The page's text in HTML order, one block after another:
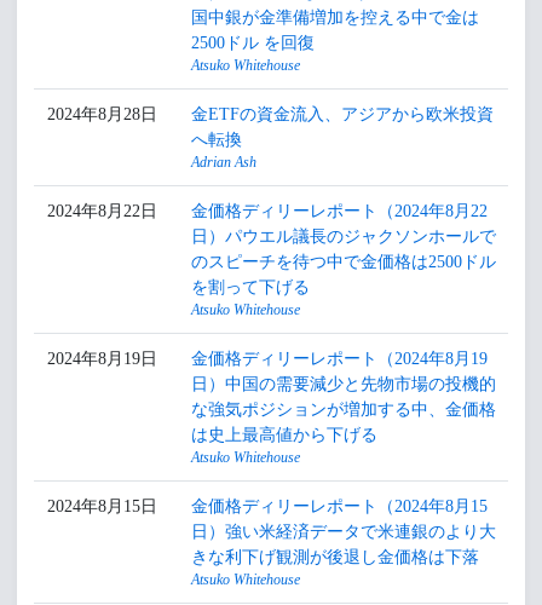
国中銀が金準備増加を控える中で金は
2500ドル を回復
Atsuko Whitehouse
2024年8月28日
金ETFの資金流入、アジアから欧米投資
へ転換
Adrian Ash
2024年8月22日
金価格ディリーレポート（2024年8月22
日）パウエル議長のジャクソンホールで
のスピーチを待つ中で金価格は2500ドル
を割って下げる
Atsuko Whitehouse
2024年8月19日
金価格ディリーレポート（2024年8月19
日）中国の需要減少と先物市場の投機的
な強気ポジションが増加する中、金価格
は史上最高値から下げる
Atsuko Whitehouse
2024年8月15日
金価格ディリーレポート（2024年8月15
日）強い米経済データで米連銀のより大
きな利下げ観測が後退し金価格は下落
Atsuko Whitehouse